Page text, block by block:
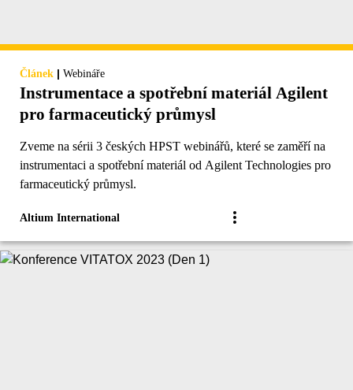
Článek | Webináře
Instrumentace a spotřební materiál Agilent
pro farmaceutický průmysl
Zveme na sérii 3 českých HPST webinářů, které se zaměří na
instrumentaci a spotřební materiál od Agilent Technologies pro
farmaceutický průmysl.
Altium International